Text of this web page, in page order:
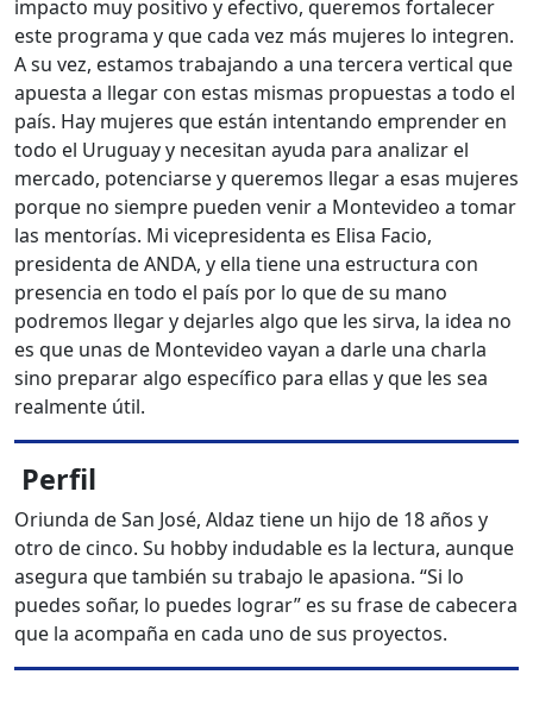
impacto muy positivo y efectivo, queremos fortalecer
este programa y que cada vez más mujeres lo integren.
A su vez, estamos trabajando a una tercera vertical que
apuesta a llegar con estas mismas propuestas a todo el
país. Hay mujeres que están intentando emprender en
todo el Uruguay y necesitan ayuda para analizar el
mercado, potenciarse y queremos llegar a esas mujeres
porque no siempre pueden venir a Montevideo a tomar
las mentorías. Mi vicepresidenta es Elisa Facio,
presidenta de ANDA, y ella tiene una estructura con
presencia en todo el país por lo que de su mano
podremos llegar y dejarles algo que les sirva, la idea no
es que unas de Montevideo vayan a darle una charla
sino preparar algo específico para ellas y que les sea
realmente útil.
Perfil
Oriunda de San José, Aldaz tiene un hijo de 18 años y
otro de cinco. Su hobby indudable es la lectura, aunque
asegura que también su trabajo le apasiona. “Si lo
puedes soñar, lo puedes lograr” es su frase de cabecera
que la acompaña en cada uno de sus proyectos.